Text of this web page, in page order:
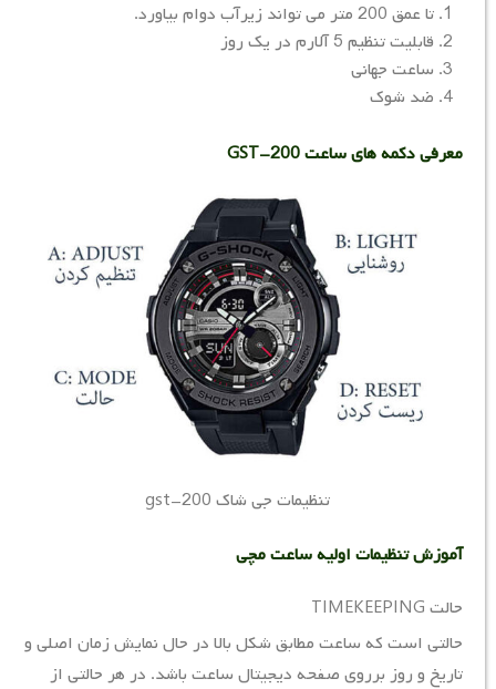
تا عمق 200 متر می تواند زیرآب دوام بیاورد.
قابلیت تنظیم 5 آلارم در یک روز
ساعت جهانی
ضد شوک
معرفی دکمه های ساعت GST-200
تنظیمات جی شاک gst-200
آموزش تنظیمات اولیه ساعت مچی
حالت TIMEKEEPING
حالتی است که ساعت مطابق شکل بالا در حال نمایش زمان اصلی و
تاریخ و روز برروی صفحه دیجیتال ساعت باشد. در هر حالتی از